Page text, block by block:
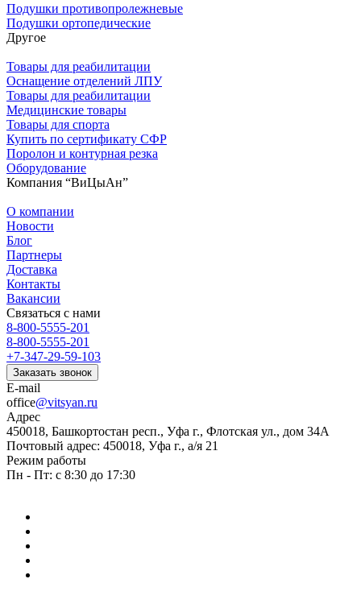
Подушки противопролежневые
Подушки ортопедические
Другое
Товары для реабилитации
Оснащение отделений ЛПУ
Товары для реабилитации
Медицинские товары
Товары для спорта
Купить по сертификату СФР
Поролон и контурная резка
Оборудование
Компания “ВиЦыАн”
О компании
Новости
Блог
Партнеры
Доставка
Контакты
Вакансии
Связаться с нами
8-800-5555-201
8-800-5555-201
+7-347-29-59-103
Заказать звонок
E-mail
office@vitsyan.ru
Адрес
450018, Башкортостан респ., Уфа г., Флотская ул., дом 34А
Почтовый адрес: 450018, Уфа г., а/я 21
Режим работы
Пн - Пт: с 8:30 до 17:30